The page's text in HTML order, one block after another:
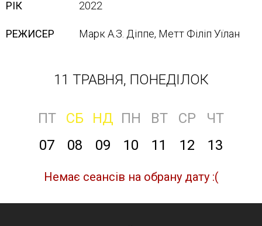
РІК 2022
РЕЖИСЕР Марк А.З. Діппе, Метт Філіп Уїлан
11 ТРАВНЯ, ПОНЕДІЛОК
ПТ СБ НД ПН ВТ СР
ЧТ
07
08 09 10 11 12 13
Немає сеансів на обрану дату :(